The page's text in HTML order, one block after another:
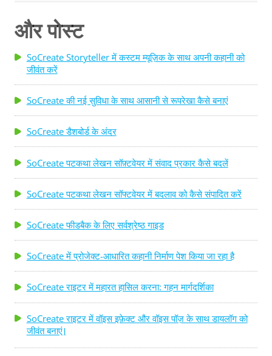
एक श्रृंखला में पहला था। जहाँ एलपर्ट को मुख्य रूप से द वाकिंग डेड
श्रृंखला के लिए जाना जाता है, वहीं उन्होंने बीबीसी के डर्क जेंटलीज
होलिस्टिक डिटेक्टिव एजेंसी, और जेसी ईसेनबर्ग और क्रिस्टन स्टीवर्ट
अभिनीत अमेरिकन अल्ट्रा के निर्माण में भी सफलता हासिल की है। वह
हार्वर्ड और एनवाईयू लॉ स्कूल के ...
और पोस्ट
SoCreate Storyteller में कस्टम म्यूज़िक के साथ अपनी कहानी को
जीवंत करें
SoCreate की नई सुविधा के साथ आसानी से रूपरेखा कैसे बनाएं
SoCreate डैशबोर्ड के अंदर
SoCreate पटकथा लेखन सॉफ़्टवेयर में संवाद प्रकार कैसे बदलें
SoCreate पटकथा लेखन सॉफ्टवेयर में बदलाव को कैसे संपादित करें
SoCreate फीडबैक के लिए सर्वश्रेष्ठ गाइड
SoCreate में प्रोजेक्ट-आधारित कहानी निर्माण पेश किया जा रहा है
SoCreate राइटर में महारत हासिल करना: गहन मार्गदर्शिका
SoCreate राइटर में वॉइस इफ़ेक्ट और वॉइस पॉज़ के साथ डायलॉग को
जीवंत बनाएं।